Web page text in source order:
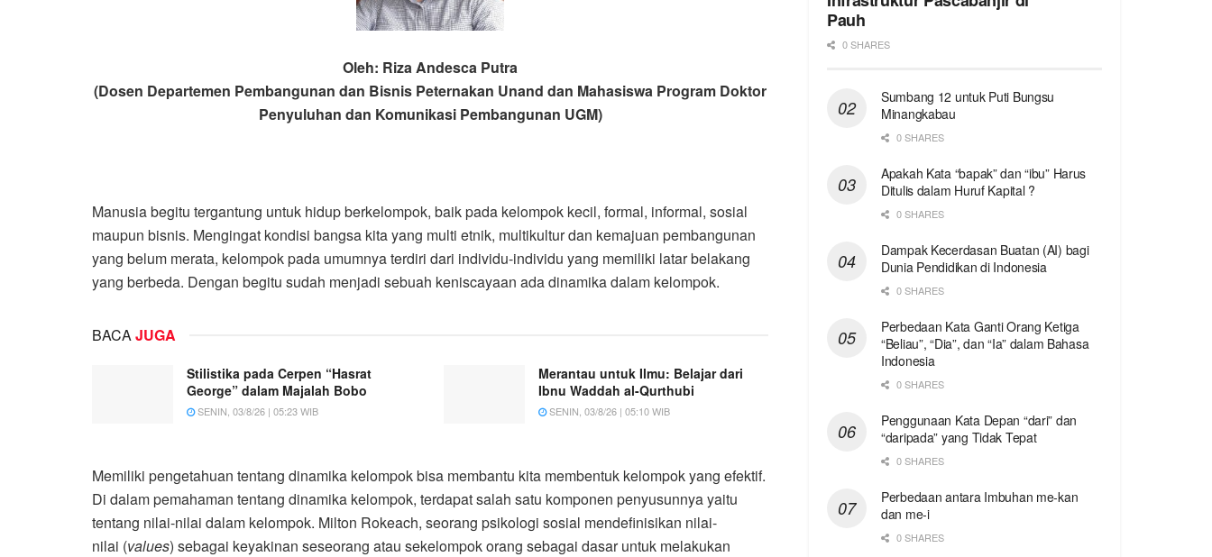
Oleh: Riza Andesca Putra
(Dosen Departemen Pembangunan dan Bisnis Peternakan Unand dan Mahasiswa Program Doktor
Penyuluhan dan Komunikasi Pembangunan UGM)
Manusia begitu tergantung untuk hidup berkelompok, baik pada kelompok kecil, formal, informal, sosial
maupun bisnis. Mengingat kondisi bangsa kita yang multi etnik, multikultur dan kemajuan pembangunan
yang belum merata, kelompok pada umumnya terdiri dari individu-individu yang memiliki latar belakang
yang berbeda. Dengan begitu sudah menjadi sebuah keniscayaan ada dinamika dalam kelompok.
BACAJUGA
Stilistika pada Cerpen “Hasrat
George” dalam Majalah Bobo
SENIN, 03/8/26 | 05:23 WIB
Merantau untuk Ilmu: Belajar dari
Ibnu Waddah al-Qurthubi
SENIN, 03/8/26 | 05:10 WIB
Memiliki pengetahuan tentang dinamika kelompok bisa membantu kita membentuk kelompok yang efektif.
Di dalam pemahaman tentang dinamika kelompok, terdapat salah satu komponen penyusunnya yaitu
tentang nilai-nilai dalam kelompok. Milton Rokeach, seorang psikologi sosial mendefinisikan nilai-
nilai (values) sebagai keyakinan seseorang atau sekelompok orang sebagai dasar untuk melakukan
Pauh
0 SHARES
Sumbang 12 untuk Puti Bungsu
Minangkabau
0 SHARES
Apakah Kata “bapak” dan “ibu” Harus
Ditulis dalam Huruf Kapital ?
0 SHARES
Dampak Kecerdasan Buatan (AI) bagi
Dunia Pendidikan di Indonesia
0 SHARES
Perbedaan Kata Ganti Orang Ketiga
“Beliau”, “Dia”, dan “Ia” dalam Bahasa
Indonesia
0 SHARES
Penggunaan Kata Depan “dari” dan
“daripada” yang Tidak Tepat
0 SHARES
Perbedaan antara Imbuhan me-kan
dan me-i
0 SHARES